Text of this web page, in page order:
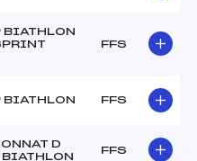
BIATHLON
FFS
BIATHLON FFS
D
BIATHLON
FFS